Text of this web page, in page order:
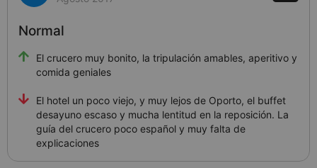
El crucero muy bonito, la tripulación amables, aperitivo y
comida geniales
El hotel un poco viejo, y muy lejos de Oporto, el buffet
desayuno escaso y mucha lentitud en la reposición. La
guía del crucero poco español y muy falta de
explicaciones
Normal